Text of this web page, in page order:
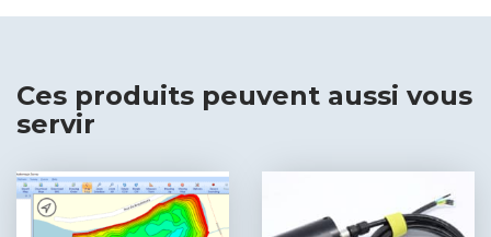
Ces produits peuvent aussi vous
servir